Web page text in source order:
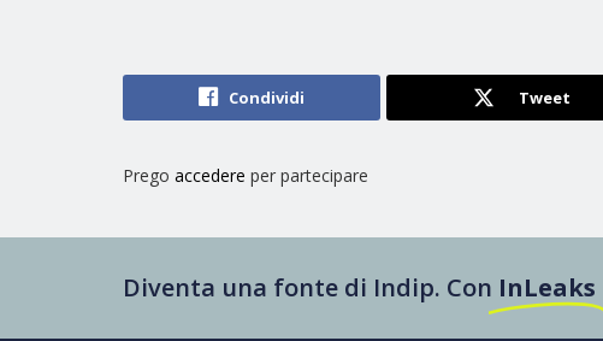
Condividi Tweet
Prego accedere per partecipare
Diventa una fonte di Indip. Con InLeaks